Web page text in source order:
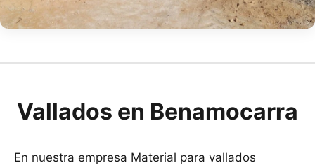
Vallados en Benamocarra
En nuestra empresa Material para vallados